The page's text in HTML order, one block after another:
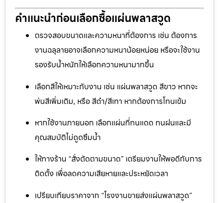
คำแนะนำก่อนเลือกซื้อแผ่นพลาสวูด
ตรวจสอบขนาดและความหนาที่ต้องการ เช่น ต้องการ
งานฉลุลายอาจเลือกความหนาน้อยหน่อย หรือจะใช้งาน
รองรับน้ำหนักให้เลือกความหนามากขึ้น
เลือกสีให้เหมาะกับงาน เช่น แผ่นพลาสวูด สีขาว หากจะ
พ่นสีเพิ่มเติม, หรือ สีดำ/สีเทา หากต้องการโทนเข้ม
หากใช้งานภายนอก เลือกแผ่นที่ทนแดด ทนฝนและมี
คุณสมบัติไม่ดูดซึมน้ำ
ให้ทางร้าน “สั่งตัดตามขนาด” เตรียมงานให้พอดีกับการ
ติดตั้ง เพื่อลดความเสียหายและประหยัดเวลา
เปรียบเทียบราคาจาก “โรงงานขายส่งแผ่นพลาสวูด”